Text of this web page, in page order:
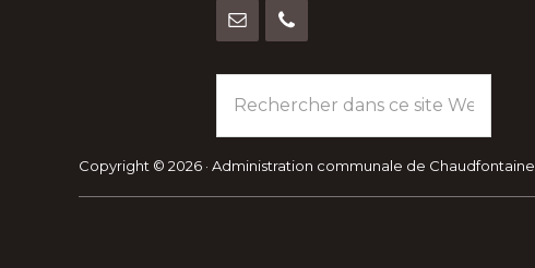
dans
ce
site
Copyright © 2026 · Administration communale de Chaudfontaine